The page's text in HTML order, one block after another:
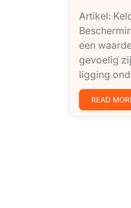
Artikel:
een
gevoelig
ligging
READ